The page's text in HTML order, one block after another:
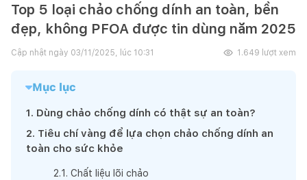
Top 5 loại chảo chống dính an toàn, bền
đẹp, không PFOA được tin dùng năm 2025
Cập nhật ngày 03/11/2025, lúc 10:31 1.649 lượt xem
Mục lục
1. Dùng chảo chống dính có thật sự an toàn?
2. Tiêu chí vàng để lựa chọn chảo chống dính an
toàn cho sức khỏe
2.1 . Chất liệu lõi chảo